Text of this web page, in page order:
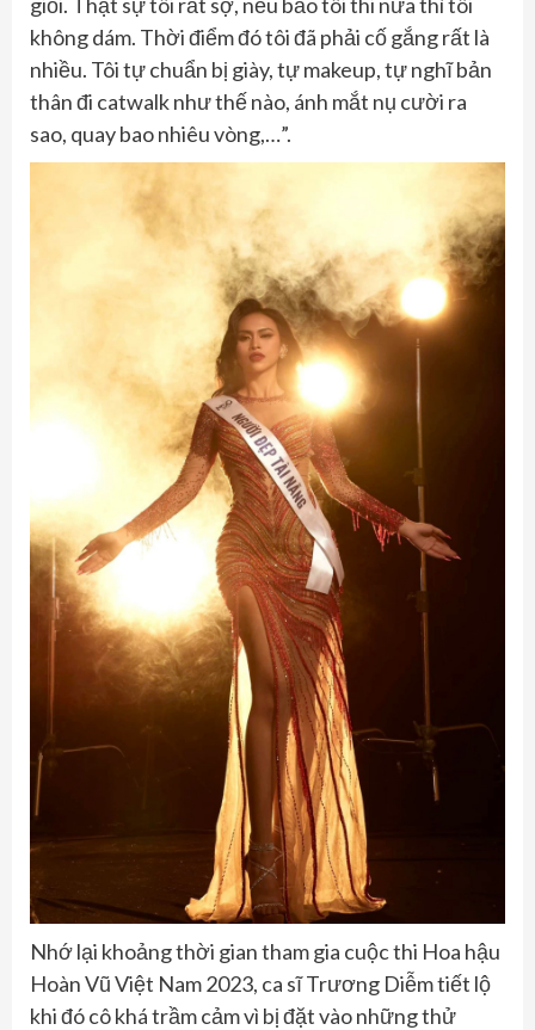
không dám. Thời điểm đó tôi đã phải cố gắng rất là
nhiều. Tôi tự chuẩn bị giày, tự makeup, tự nghĩ bản
thân đi catwalk như thế nào, ánh mắt nụ cười ra
sao, quay bao nhiêu vòng,…”.
Nhớ lại khoảng thời gian tham gia cuộc thi Hoa hậu
Hoàn Vũ Việt Nam 2023, ca sĩ Trương Diễm tiết lộ
khi đó cô khá trầm cảm vì bị đặt vào những thử